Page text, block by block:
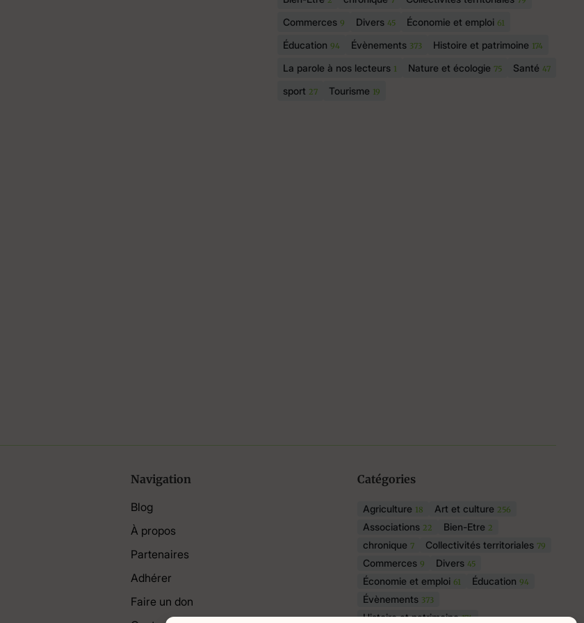
Commerces 9 Divers 45 Économie et emploi 61
Éducation 94 Évènements 373 Histoire et patrimoine 174
La parole à nos lecteurs 1 Nature et écologie 75 Santé 47
sport 27 Tourisme 19
Navigation
Blog
À propos
Partenaires
Adhérer
Faire un don
Catégories
Agriculture 18 Art et culture 256
Associations 22 Bien-Etre 2
chronique 7 Collectivités territoriales 79
Commerces 9 Divers 45
Économie et emploi 61 Éducation 94
Évènements 373
Histoire et patrimoine174